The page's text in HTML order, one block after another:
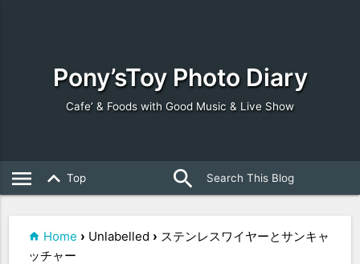
Pony’sToy Photo Diary
Cafe’ & Foods with Good Music & Live Show
menu keyboard_arrow_up Top search
Home › Unlabelled › ステンレスワイヤーとサンキャ
ッチャー